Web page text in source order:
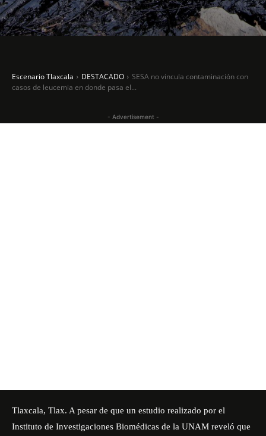
Escenario Tlaxcala DESTACADO
SESA no vincula contaminación con
casos de leucemia en donde pasa el...
- Advertisement -
Tlaxcala, Tlax. A pesar de que un estudio realizado por el
Instituto de Investigaciones Biomédicas de la UNAM reveló que